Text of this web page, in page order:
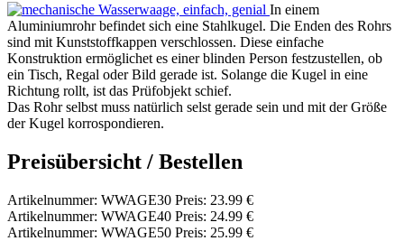
In einem
Aluminiumrohr befindet sich eine Stahlkugel. Die Enden des Rohrs
sind mit Kunststoffkappen verschlossen. Diese einfache
Konstruktion ermöglichet es einer blinden Person festzustellen, ob
ein Tisch, Regal oder Bild gerade ist. Solange die Kugel in eine
Richtung rollt, ist das Prüfobjekt schief.
Das Rohr selbst muss natürlich selst gerade sein und mit der Größe
der Kugel korrospondieren.
Preisübersicht / Bestellen
Artikelnummer: WWAGE30 Preis: 23.99 €
Artikelnummer: WWAGE40 Preis: 24.99 €
Artikelnummer: WWAGE50 Preis: 25.99 €